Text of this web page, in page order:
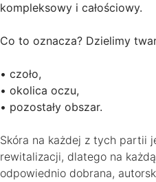
kompleksowy i całościowy.
Co to oznacza? Dzielimy
• czoło,
• okolica oczu,
• pozostały obszar.
Skóra na każdej z tych partii
rewitalizacji, dlatego na
odpowiednio dobrana,